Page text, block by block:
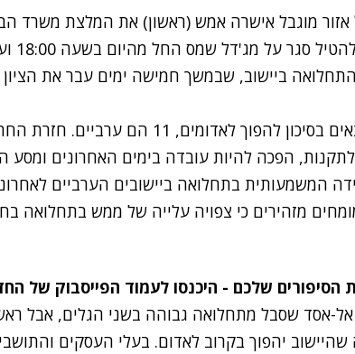
מוגבל אישרה אמש (ראשון) את המלצת משרד
מתוך 12 היישובים שנמצאים בסיכון להפוך לאדומים, 11
לתקנות, הפכה להיות עובדה בימים האחרונים ומסע
המשמעותית בתחלואה ביישובים הערביים
מזהירים כי צפויה עלייה של ממש בתחלואה
הסיפורים שלכם - היכנסו לעמוד הפייסבוק של
אל-אסד שסבל מתחלואה גבוהה בשני הגלים, אבל
יהפוך בקרוב לאדום. בעלי העסקים